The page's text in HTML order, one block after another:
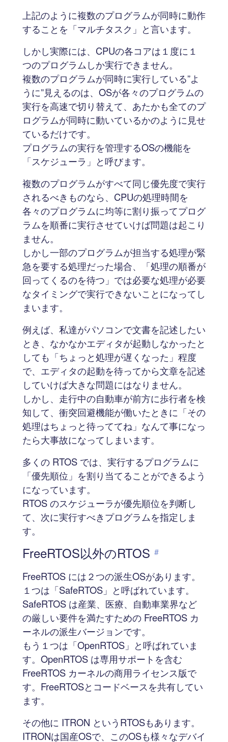
上記のように複数のプログラムが同時に動作
することを「マルチタスク」と言います。
しかし実際には、CPUの各コアは１度に１
つのプログラムしか実行できません。
複数のプログラムが同時に実行している”よ
うに”見えるのは、OSが各々のプログラムの
実行を高速で切り替えて、あたかも全てのプ
ログラムが同時に動いているかのように見せ
ているだけです。
プログラムの実行を管理するOSの機能を
「スケジューラ」と呼びます。
複数のプログラムがすべて同じ優先度で実行
されるべきものなら、CPUの処理時間を
各々のプログラムに均等に割り振ってプログ
ラムを順番に実行させていけば問題は起こり
ません。
しかし一部のプログラムが担当する処理が緊
急を要する処理だった場合、「処理の順番が
回ってくるのを待つ」では必要な処理が必要
なタイミングで実行できないことになってし
まいます。
例えば、私達がパソコンで文書を記述したい
とき、なかなかエディタが起動しなかったと
しても「ちょっと処理が遅くなった」程度
で、エディタの起動を待ってから文章を記述
していけば大きな問題にはなりません。
しかし、走行中の自動車が前方に歩行者を検
知して、衝突回避機能が働いたときに「その
処理はちょっと待っててね」なんて事になっ
たら大事故になってしまいます。
多くの RTOS では、実行するプログラムに
「優先順位」を割り当てることができるよう
になっています。
RTOS のスケジューラが優先順位を判断し
て、次に実行すべきプログラムを指定しま
す。
FreeRTOS以外のRTOS #
FreeRTOS には２つの派生OSがあります。
１つは「SafeRTOS」と呼ばれています。
SafeRTOS は産業、医療、自動車業界など
の厳しい要件を満たすための FreeRTOS カ
ーネルの派生バージョンです。
もう１つは「OpenRTOS」と呼ばれていま
す。OpenRTOS は専用サポートを含む
FreeRTOS カーネルの商用ライセンス版で
す。FreeRTOSとコードベースを共有してい
ます。
その他に ITRON というRTOSもあります。
ITRONは国産OSで、このOSも様々なデバイ